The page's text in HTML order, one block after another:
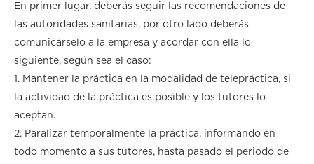
En primer lugar, deberás seguir las recomendaciones de
las autoridades sanitarias, por otro lado deberás
comunicárselo a la empresa y acordar con ella lo
siguiente, según sea el caso:
1. Mantener la práctica en la modalidad de telepráctica, si
la actividad de la práctica es posible y los tutores lo
aceptan.
2. Paralizar temporalmente la práctica, informando en
todo momento a sus tutores, hasta pasado el periodo de